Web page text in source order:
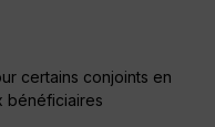
certains conjoints en
bénéficiaires